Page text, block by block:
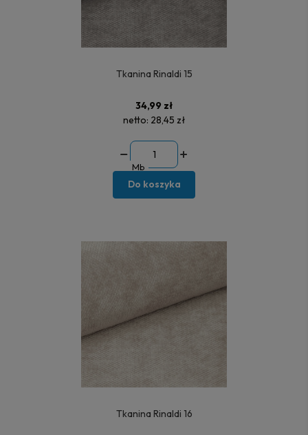
Tkanina Rinaldi 15
34,99 zł
netto: 28,45 zł
Mb
Do koszyka
Tkanina Rinaldi 16